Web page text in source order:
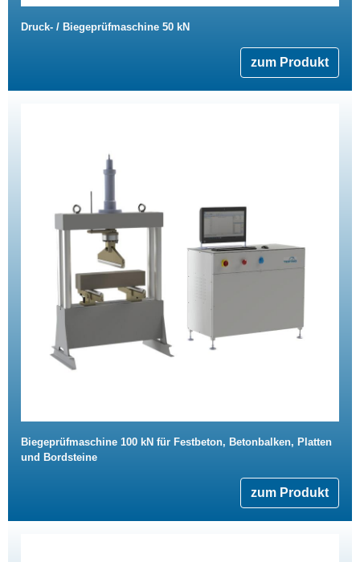
Druck- / Biegeprüfmaschine 50 kN
zum Produkt
Biegeprüfmaschine 100 kN für Festbeton, Betonbalken, Platten
und Bordsteine
zum Produkt